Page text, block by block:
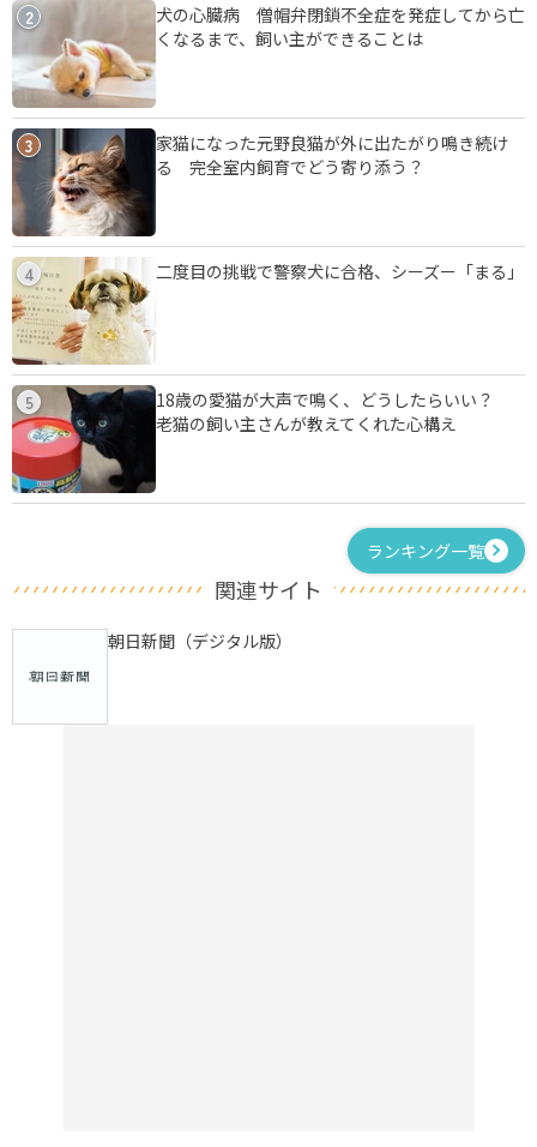
2
犬の心臓病 僧帽弁閉鎖不全症を発症してから亡
くなるまで、飼い主ができることは
3
家猫になった元野良猫が外に出たがり鳴き続け
る 完全室内飼育でどう寄り添う？
4 二度目の挑戦で警察犬に合格、シーズー「まる」
5
18歳の愛猫が大声で鳴く、どうしたらいい？
老猫の飼い主さんが教えてくれた心構え
ランキング一覧
関連サイト
朝日新聞（デジタル版）